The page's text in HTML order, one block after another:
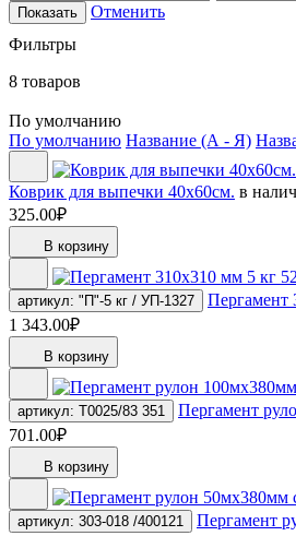
Показать
Отменить
Фильтры
8 товаров
По умолчанию
По умолчанию Название (А - Я)
Коврик для выпечки 40х60см. в
325.00₽
В корзину
артикул: "П"-5 кг / УП-1327 Пергамент
1 343.00₽
В корзину
артикул: Т0025/83 351 Пергамент
701.00₽
В корзину
артикул: 303-018 /400121 Пергамент